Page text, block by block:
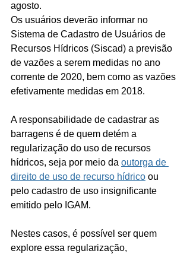
agosto.
Os usuários deverão informar no
Sistema de Cadastro de Usuários de
Recursos Hídricos (Siscad) a previsão
de vazões a serem medidas no ano
corrente de 2020, bem como as vazões
efetivamente medidas em 2018.
A responsabilidade de cadastrar as
barragens é de quem detém a
regularização do uso de recursos
hídricos, seja por meio da outorga de
direito de uso de recurso hídrico ou
pelo cadastro de uso insignificante
emitido pelo IGAM.
Nestes casos, é possível ser quem
explore essa regularização,